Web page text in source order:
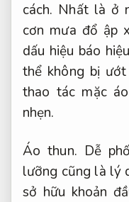
cách. Nhất là ở
cơn mưa đổ ập
dấu hiệu báo
thể không bị
thao tác mặc
nhẹn.
Áo thun. Dễ
lưỡng cũng là lý
sở hữu khoản